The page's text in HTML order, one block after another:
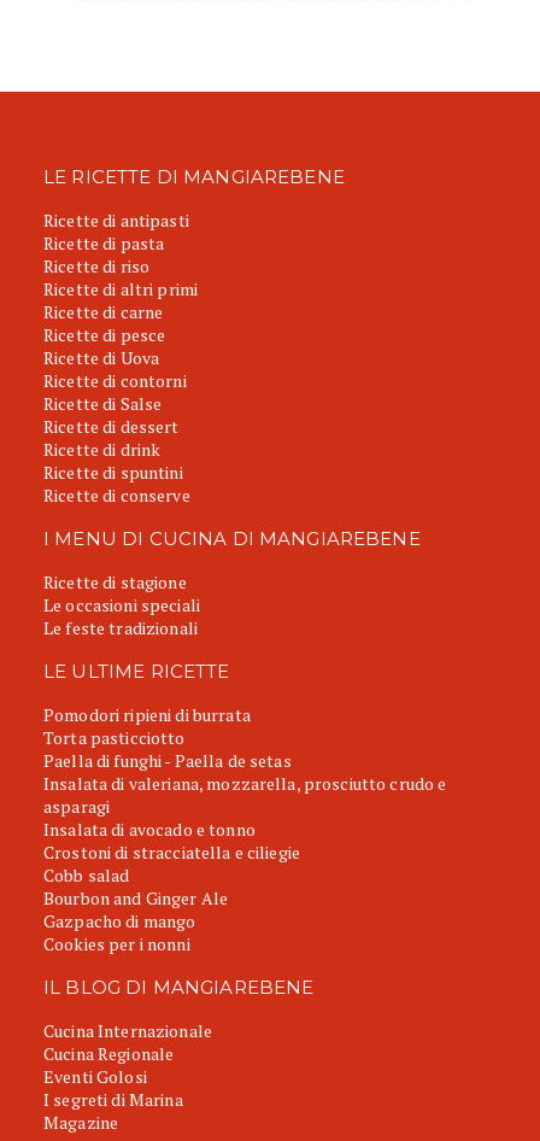
LE RICETTE DI MANGIAREBENE
Ricette di antipasti
Ricette di pasta
Ricette di riso
Ricette di altri primi
Ricette di carne
Ricette di pesce
Ricette di Uova
Ricette di contorni
Ricette di Salse
Ricette di dessert
Ricette di drink
Ricette di spuntini
Ricette di conserve
I MENU DI CUCINA DI MANGIAREBENE
Ricette di stagione
Le occasioni speciali
Le feste tradizionali
LE ULTIME RICETTE
Pomodori ripieni di burrata
Torta pasticciotto
Paella di funghi - Paella de setas
Insalata di valeriana, mozzarella, prosciutto crudo e
asparagi
Insalata di avocado e tonno
Crostoni di stracciatella e ciliegie
Cobb salad
Bourbon and Ginger Ale
Gazpacho di mango
Cookies per i nonni
IL BLOG DI MANGIAREBENE
Cucina Internazionale
Cucina Regionale
Eventi Golosi
I segreti di Marina
Magazine